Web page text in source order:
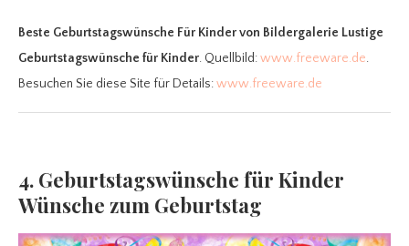
Beste Geburtstagswünsche Für Kindervon Bildergalerie Lustige
Geburtstagswünsche für Kinder. Quellbild:www.freeware.de.
Besuchen Sie diese Site für Details:www.freeware.de
4. Geburtstagswünsche für Kinder
Wünsche zum Geburtstag